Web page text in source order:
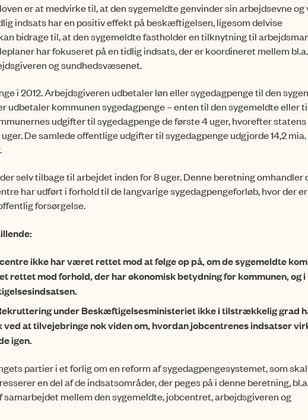
er at medvirke til, at den sygemeldte genvinder sin arbejdsevne og
indsats har en positiv effekt på beskæftigelsen, ligesom delvise
bidrage til, at den sygemeldte fastholder en tilknytning til
har fokuseret på en tidlig indsats, der er koordineret mellem
og sundhedsvæsenet.
i 2012. Arbejdsgiveren udbetaler løn eller sygedagpenge til den
ud­betaler kommunen sygedagpenge – enten til den sygemeldte eller
udgifter til sygedagpenge de første 4 uger, hvorefter statens
De samlede offentlige udgifter til sygedagpenge udgjorde 14,2 mia.
selv tilbage til arbejdet inden for 8 uger. Denne beretning omhandler
har udført i forhold til de langvarige sygedagpengeforløb, hvor der
forsørgelse.
ikke har været rettet mod at følge op på, om de sygemeldte
rettet mod forhold, der har økonomisk betydning for kommunen, og i
under Beskæftigelsesministeriet ikke i tilstrækkelig grad
at tilvejebringe nok viden om, hvordan jobcentrenes indsatser
igen.
partier i et forlig om en reform af sygedagpengesystemet, som skal
en del af de indsatsområder, der peges på i denne beretning,
mellem den sygemeldte, jobcentret, arbejdsgiveren og